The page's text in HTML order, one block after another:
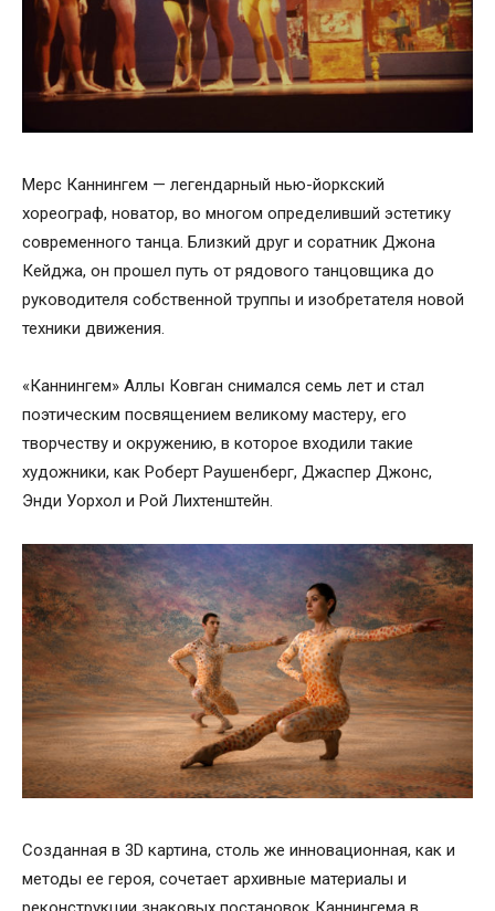
Мерс Каннингем — легендарный нью-йоркский
хореограф, новатор, во многом определивший эстетику
современного танца. Близкий друг и соратник Джона
Кейджа, он прошел путь от рядового танцовщика до
руководителя собственной труппы и изобретателя новой
техники движения.
«Каннингем» Аллы Ковган снимался семь лет и стал
поэтическим посвящением великому мастеру, его
творчеству и окружению, в которое входили такие
художники, как Роберт Раушенберг, Джаспер Джонс,
Энди Уорхол и Рой Лихтенштейн.
Созданная в 3D картина, столь же инновационная, как и
методы ее героя, сочетает архивные материалы и